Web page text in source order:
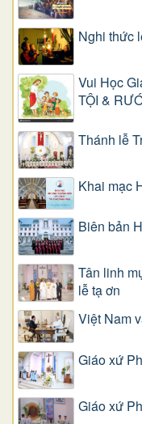
Nghi thức
Vui Học
TỘI &
Thánh lễ
Khai mạc
Biên bản
Tân linh
lễ tạ ơn
Việt Nam
Giáo xứ
Giáo xứ